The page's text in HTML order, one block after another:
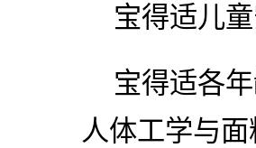
宝得适儿
宝得适各
人体工学与